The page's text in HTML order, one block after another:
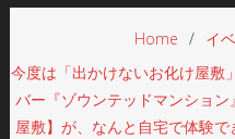
Home
イ
今度は「出かけないお化け屋
バー『ゾウンテッドマンショ
屋敷】が、なんと自宅で体験